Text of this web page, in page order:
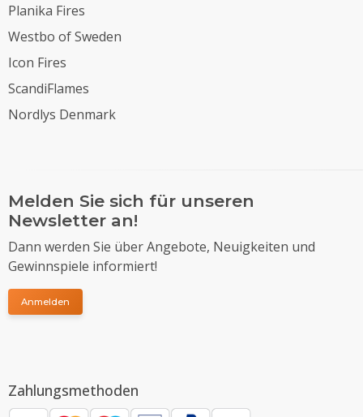
Planika Fires
Westbo of Sweden
Icon Fires
ScandiFlames
Nordlys Denmark
Melden Sie sich für unseren
Newsletter an!
Dann werden Sie über Angebote, Neuigkeiten und
Gewinnspiele informiert!
Anmelden
Zahlungsmethoden